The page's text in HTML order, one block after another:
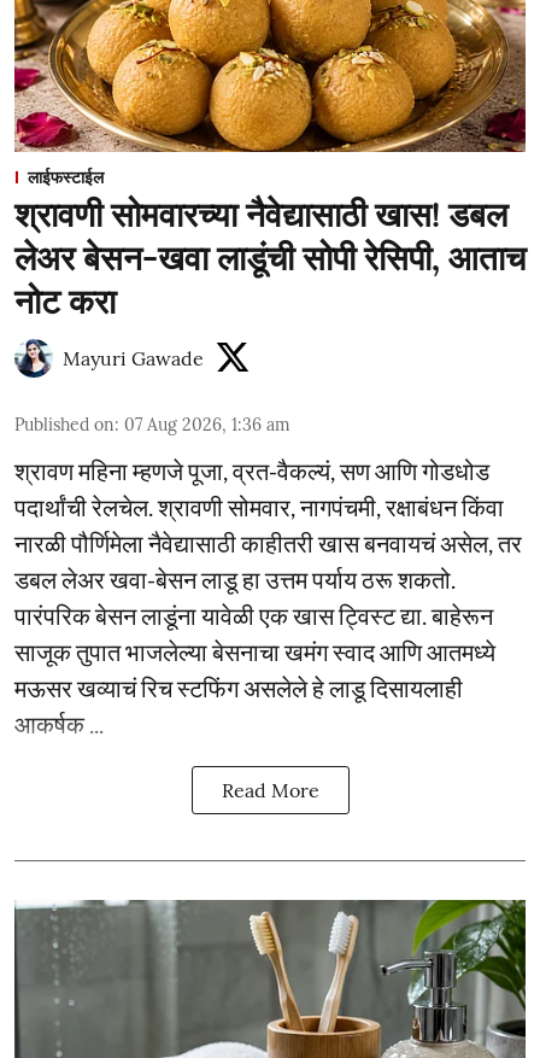
लाईफस्टाईल
श्रावणी सोमवारच्या नैवेद्यासाठी खास! डबल
लेअर बेसन-खवा लाडूंची सोपी रेसिपी, आताच
नोट करा
Mayuri Gawade
Published on: 07 Aug 2026, 1:36 am
श्रावण महिना म्हणजे पूजा, व्रत-वैकल्यं, सण आणि गोडधोड
पदार्थांची रेलचेल. श्रावणी सोमवार, नागपंचमी, रक्षाबंधन किंवा
नारळी पौर्णिमेला नैवेद्यासाठी काहीतरी खास बनवायचं असेल, तर
डबल लेअर खवा-बेसन लाडू हा उत्तम पर्याय ठरू शकतो.
पारंपरिक बेसन लाडूंना यावेळी एक खास ट्विस्ट द्या. बाहेरून
साजूक तुपात भाजलेल्या बेसनाचा खमंग स्वाद आणि आतमध्ये
मऊसर खव्याचं रिच स्टफिंग असलेले हे लाडू दिसायलाही
आकर्षक ...
Read More